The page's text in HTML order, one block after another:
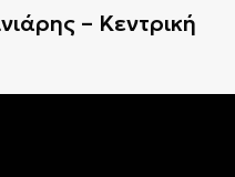
– Κεντρική